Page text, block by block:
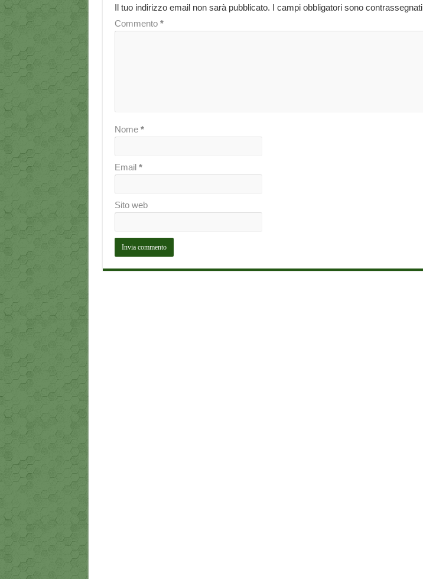
Il tuo indirizzo email non sarà pubblicato. I campi obbligatori sono contrassegnati
Commento *
Nome *
Email *
Sito web